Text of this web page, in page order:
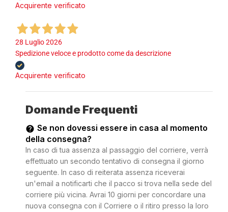
Acquirente verificato
28 Luglio 2026
Spedizione veloce e prodotto come da descrizione
Acquirente verificato
Domande Frequenti
Se non dovessi essere in casa al momento
della consegna?
In caso di tua assenza al passaggio del corriere, verrà
effettuato un secondo tentativo di consegna il giorno
seguente. In caso di reiterata assenza riceverai
un'email a notificarti che il pacco si trova nella sede del
corriere più vicina. Avrai 10 giorni per concordare una
nuova consegna con il Corriere o il ritiro presso la loro